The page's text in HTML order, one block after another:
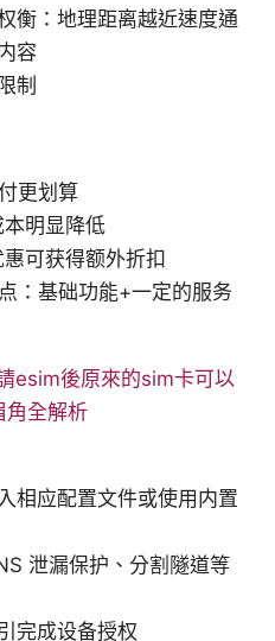
衡：地理距离越近速度通
容
制
更划算
明显降低
可获得额外折扣
：基础功能+一定的服务
esim後原來的sim卡可以
角全解析
相应配置文件或使用内置
泄漏保护、分割隧道等
完成设备授权